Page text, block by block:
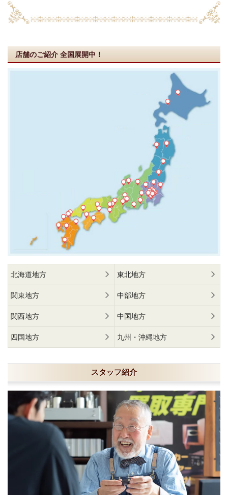
店舗のご紹介 全国展開中！
北海道地方 東北地方
関東地方 中部地方
関西地方 中国地方
四国地方 九州・沖縄地方
スタッフ紹介